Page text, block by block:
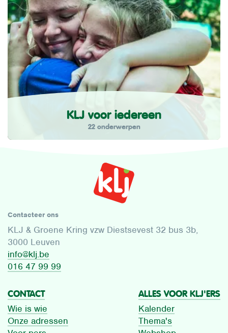
KLJ voor iedereen
22 onderwerpen
Contacteer ons
KLJ & Groene Kring vzw Diestsevest 32 bus 3b,
3000 Leuven
info@klj.be​
016 47 99 99
CONTACT
Wie is wie
Onze adressen
ALLES VOOR KLJ'ERS
Kalender
Thema's